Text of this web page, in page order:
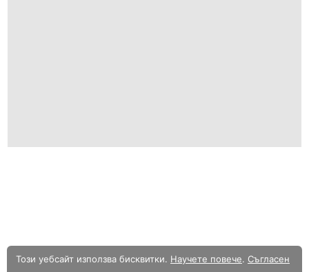
Този уебсайт използва бисквитки. Научете повече. Съгласен